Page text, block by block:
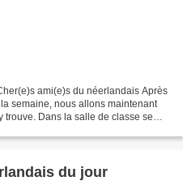
ami(e)s du néerlandais Après
semaine, nous allons maintenant
trouve. Dans la salle de classe se
du jour